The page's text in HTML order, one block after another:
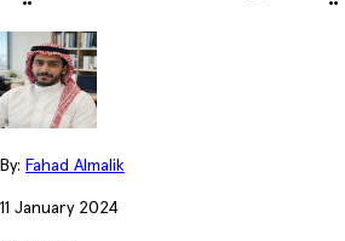
By: Fahad Almalik
11 January 2024